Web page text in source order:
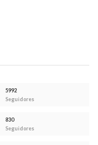
5992
Seguidores
830
Seguidores